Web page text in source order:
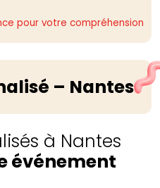
pour votre compréhension
– Nantes
à Nantes
événement